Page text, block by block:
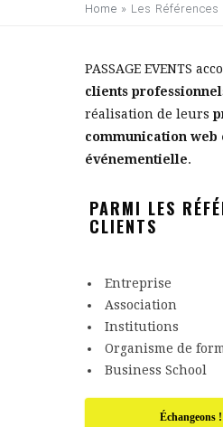
Home » Les
PASSAGE EVENTS
clients
réalisation de leurs
communication web
événementielle.
PARMI LES
CLIENTS
Entreprise
Association
Institutions
Organisme de
Business School
Échangeons !